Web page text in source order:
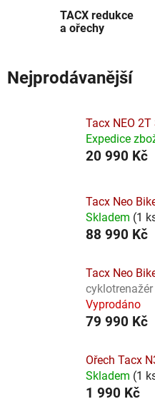
TACX redukce
a ořechy
Nejprodávanější
Tacx NEO
Expedice
20 990 Kč
Tacx Neo
Skladem (1
88 990 Kč
Tacx Neo
cyklotrenažér
Vyprodáno
79 990 Kč
Ořech Tacx
Skladem (1
1 990 Kč